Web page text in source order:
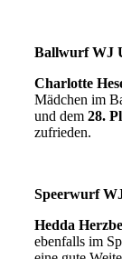
Ballwurf WJ
Charlotte
Mädchen im
und dem 28.
zufrieden.
Speerwurf
Hedda
ebenfalls im